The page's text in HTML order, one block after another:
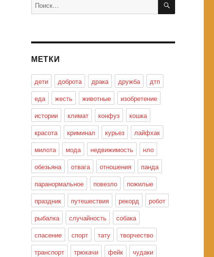
МЕТКИ
дети доброта драка дружба
дтп
еда
жесть животные
изобретение
истории
климат конфуз
кошка
красота
криминал курьез
лайфхак
милота
мода недвижимость
нло
обезьяна
отвага отношения
панда
паранормальное
повезло
пожилые
праздник
путешествия рекорд
робот
рыбалка
случайность
собака
спасение
спорт тату
творчество
транспорт
трюкачи фейк
чудаки